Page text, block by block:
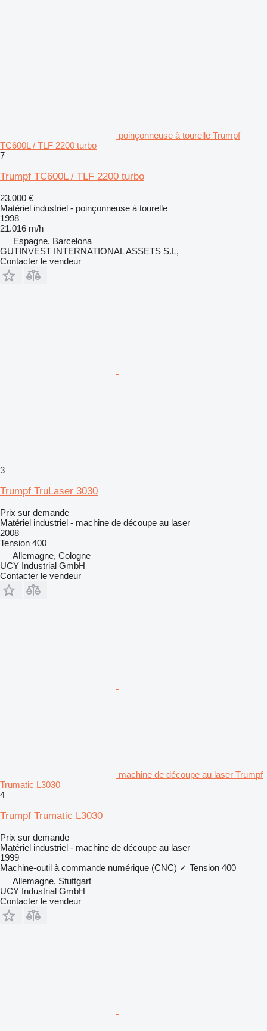
poinçonneuse à tourelle Trumpf
TC600L / TLF 2200 turbo
7
Trumpf TC600L / TLF 2200 turbo
23.000 €
Matériel industriel - poinçonneuse à tourelle
1998
21.016 m/h
Espagne, Barcelona
GUTINVEST INTERNATIONAL ASSETS S.L,
Contacter le vendeur
3
Trumpf TruLaser 3030
Prix sur demande
Matériel industriel - machine de découpe au laser
2008
Tension 400
Allemagne, Cologne
UCY Industrial GmbH
Contacter le vendeur
machine de découpe au laser Trumpf
Trumatic L3030
4
Trumpf Trumatic L3030
Prix sur demande
Matériel industriel - machine de découpe au laser
1999
Machine-outil à commande numérique (CNC) ✓ Tension 400
Allemagne, Stuttgart
UCY Industrial GmbH
Contacter le vendeur